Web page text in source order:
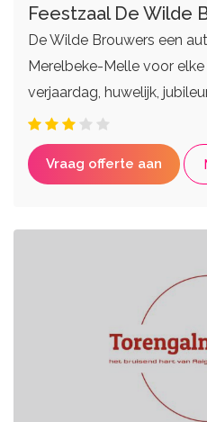
Feestzaal De Wilde
De Wilde Brouwers een
Merelbeke-Melle voor
verjaardag, huwelijk,
Vraag offerte aan